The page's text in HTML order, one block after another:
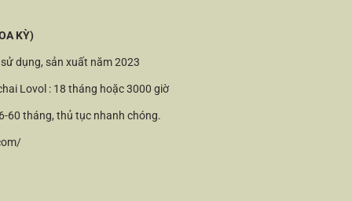
KỲ)
dụng, sản xuất năm 2023
Lovol : 18 tháng hoặc 3000 giờ
60 tháng, thủ tục nhanh chóng.